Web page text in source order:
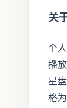
关
个
播
星
格